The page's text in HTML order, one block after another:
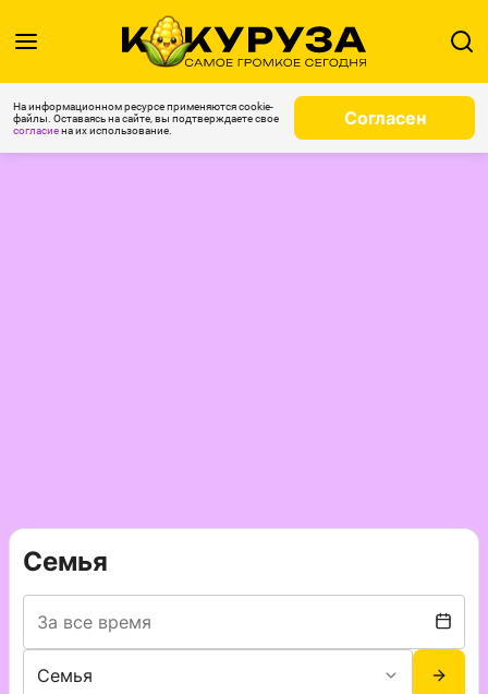
На информационном ресурсе применяются cookie-
файлы. Оставаясь на сайте, вы подтверждаете свое
согласиена их использование.
Согласен
Семья